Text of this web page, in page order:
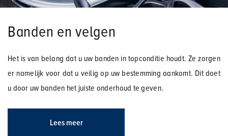
Banden en velgen
Het is van belang dat u uw banden in topconditie houdt. Ze zorgen
er namelijk voor dat u veilig op uw bestemming aankomt. Dit doet
u door uw banden het juiste onderhoud te geven.
Lees meer